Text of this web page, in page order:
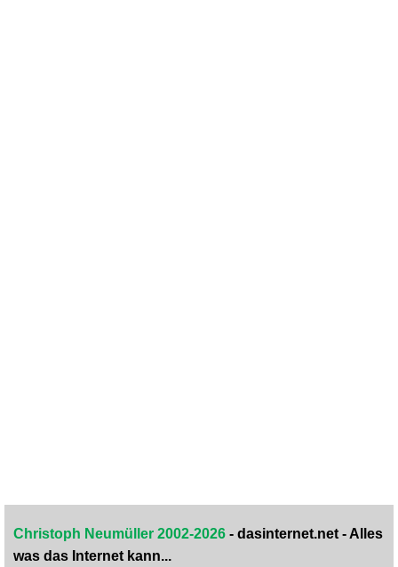
Christoph Neumüller 2002-2026 - dasinternet.net - Alles
was das Internet kann...